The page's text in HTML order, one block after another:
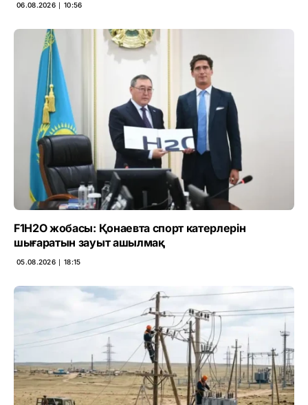
06.08.2026 ∣ 10:56
F1H2O жобасы: Қонаевта спорт катерлерін
шығаратын зауыт ашылмақ
05.08.2026 ∣ 18:15